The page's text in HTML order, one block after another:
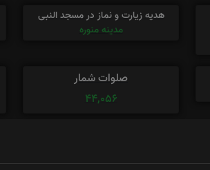
هدیه زیارت و نماز در مسجد النبی
مدینه منوره
صلوات شمار
44,056